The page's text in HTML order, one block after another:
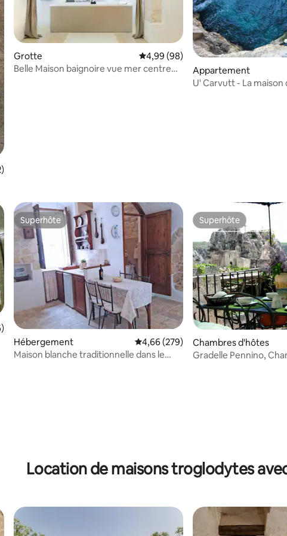
sur la base de 382 commentaires : 4,82 sur 5
Grotte Évaluation moyenne sur la base de
4,99 (98)
Belle Maison baignoire vue mer centre
Appartement
U' Carvutt - La maison
moyenne sur la base de 26 commentaires : 4,92 sur 5
Superhôte
Superhôte
Hébergement Évaluation moyenne sur la base de
4,66 (279)
Maison blanche traditionnelle dans le
Superhôte
Superhôte
Chambres d'hôtes
Gradelle Pennino,
Location de maisons troglodytes